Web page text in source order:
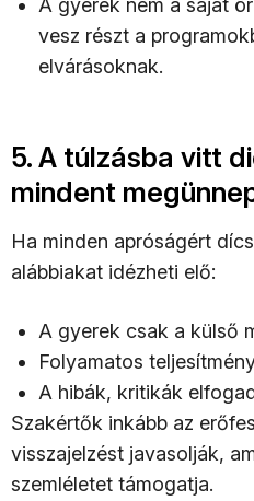
A gyerek nem a saját
vesz részt a
elvárásoknak.
5. A túlzásba vitt
mindent
Ha minden apróságért
alábbiakat idézheti elő:
A gyerek csak a külső
Folyamatos
A hibák, kritikák
Szakértők inkább az
visszajelzést javasolják,
szemléletet támogatja.